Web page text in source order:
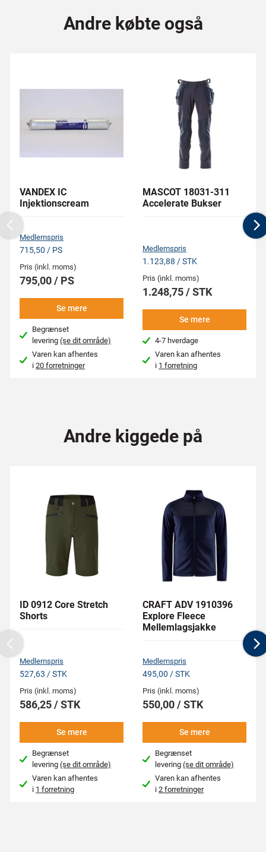
Andre købte også
VANDEX IC
Injektionscream
Medlemspris
715,50 / PS
Pris (inkl. moms)
795,00 / PS
Se mere
Begrænset
levering(se dit område)
Varen kan afhentes
i20 forretninger
MASCOT 18031-311
Accelerate Bukser
Medlemspris
1.123,88 / STK
Pris (inkl. moms)
1.248,75 / STK
Se mere
4-7 hverdage
Varen kan afhentes
i 1 forretning
Previous
Andre kiggede på
ID 0912 Core Stretch
Shorts
Medlemspris
527,63 / STK
Pris (inkl. moms)
586,25 / STK
Se mere
Begrænset
levering(se dit område)
Varen kan afhentes
i 1 forretning
CRAFT ADV 1910396
Explore Fleece
Mellemlagsjakke
Medlemspris
495,00 / STK
Pris (inkl. moms)
550,00 / STK
Se mere
Begrænset
levering(se dit område)
Varen kan afhentes
i2 forretninger
Previous